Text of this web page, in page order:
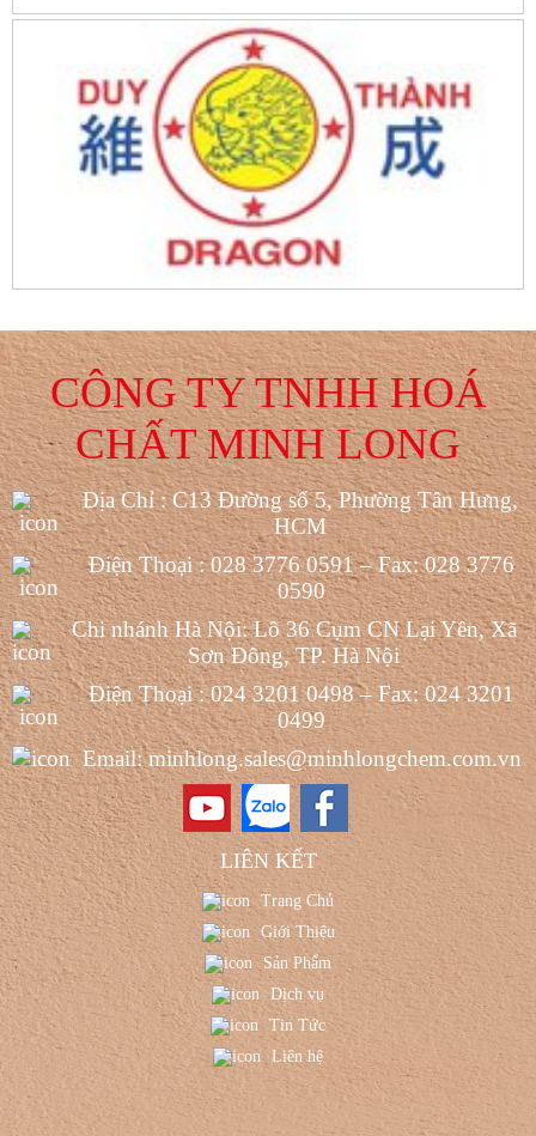
CÔNG TY TNHH HOÁ
CHẤT MINH LONG
Địa Chỉ : C13 Đường số 5, Phường Tân Hưng,
HCM
Điện Thoại : 028 3776 0591 – Fax: 028 3776
0590
Chi nhánh Hà Nội: Lô 36 Cụm CN Lại Yên, Xã
Sơn Đông, TP. Hà Nội
Điện Thoại : 024 3201 0498 – Fax: 024 3201
0499
Email: minhlong.sales@minhlongchem.com.vn
LIÊN KẾT
Trang Chủ
Giới Thiệu
Sản Phẩm
Dịch vụ
Tin Tức
Liên hệ